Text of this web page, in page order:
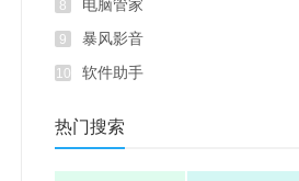
8 电脑管家
9 暴风影音
10 软件助手
热门搜索